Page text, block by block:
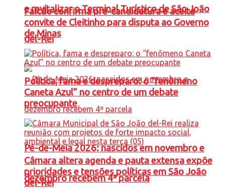
e revitalizar o Terminal Turístico de São João
del-Rei
Pé-de-Meia 2026: nascidos em novembro e
dezembro recebem 4ª parcela
Falcão confirma pré-candidatura e aceita
convite de Cleitinho para disputa ao Governo
de Minas
Política, fama e despreparo: o “fenômeno
Caneta Azul” no centro de um debate
preocupante
Câmara altera agenda e pauta extensa expõe
prioridades e tensões políticas em São João
del-Rei